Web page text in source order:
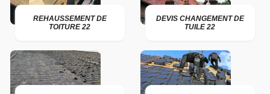
REHAUSSEMENT DE
TOITURE 22
DEVIS CHANGEMENT DE
TUILE 22